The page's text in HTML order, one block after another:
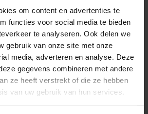
om content en advertenties te
functies voor social media te bieden
te analyseren. Ook delen we
gebruik van onze site met onze
media, adverteren en analyse. Deze
gegevens combineren met andere
ze heeft verstrekt of die ze hebben
van uw gebruik van hun services.